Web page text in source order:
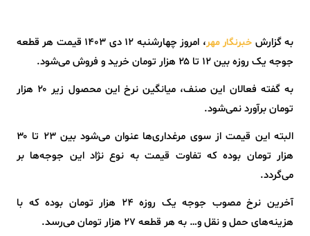
به گزارش خبرنگار مهر
، امروز چهارشنبه ۱۲ دی ۱۴۰۳ قیمت هر قطعه
جوجه یک روزه بین ۱۲ تا ۲۵ هزار تومان خرید و فروش می‌شود.
به گفته فعالان این صنف، میانگین نرخ این محصول زیر ۲۰ هزار
تومان برآورد نمی‌شود.
البته این قیمت از سوی مرغداری‌ها عنوان می‌شود بین ۲۳ تا ۳۰
هزار تومان بوده که تفاوت قیمت به نوع نژاد این جوجه‌ها بر
می‌گردد.
آخرین نرخ مصوب جوجه یک روزه ۲۴ هزار تومان بوده که با
هزینه‌های حمل و نقل و… به هر قطعه ۲۷ هزار تومان می‌رسد.